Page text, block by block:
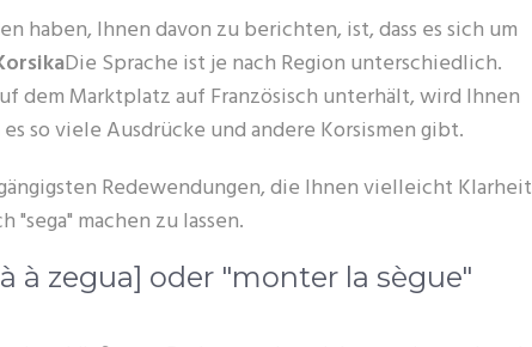
haben, Ihnen davon zu berichten, ist, dass es sich um
Die Sprache ist je nach Region unterschiedlich.
dem Marktplatz auf Französisch unterhält, wird Ihnen
so viele Ausdrücke und andere Korsismen gibt.
Redewendungen, die Ihnen vielleicht Klarheit
machen zu lassen.
à zegua] oder "monter la sègue"